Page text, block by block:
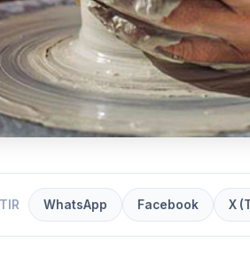
WhatsApp Facebook X